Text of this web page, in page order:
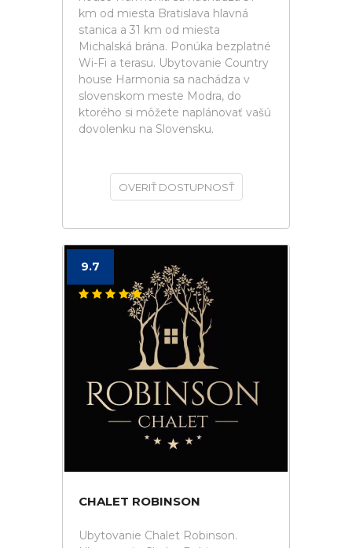
km od miesta Bratislava hlavná
stanica a 31 km od miesta
Michalská brána. Ponúka bezplatné
Wi-Fi a terasu. Ubytovanie Country
house Harmonia sa nachádza v
slovenskom meste Modra, do
ktorého si môžete naplánovať vašú
dovolenku na Slovensku.
OVERIŤ DOSTUPNOSŤ
9.7
CHALET ROBINSON
Ubytovanie Chalet Robinson.